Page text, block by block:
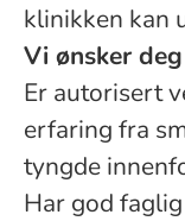
klinikken kan
Vi ønsker
Er autorisert
erfaring fra
tyngde
Har god